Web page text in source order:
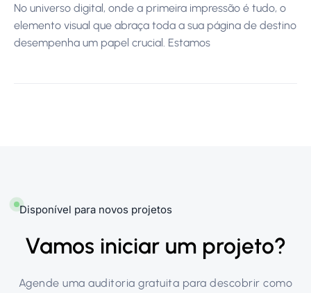
No universo digital, onde a primeira impressão é tudo, o
elemento visual que abraça toda a sua página de destino
desempenha um papel crucial. Estamos
Disponível para novos projetos
Vamos iniciar um projeto?
Agende uma auditoria gratuita para descobrir como